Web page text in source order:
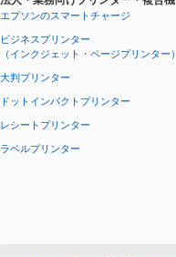
エプソンのスマートチャージ
ビジネスプリンター
（インクジェット・ページプリンター）
大判プリンター
ドットインパクトプリンター
レシートプリンター
ラベルプリンター